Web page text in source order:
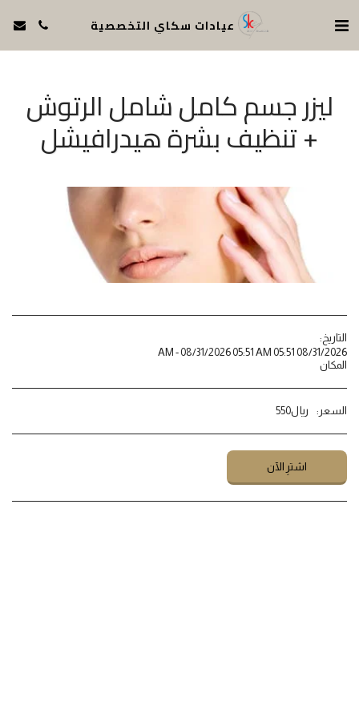
عيادات سكاي التخصصية
ليزر جسم كامل شامل الرتوش
+ تنظيف بشرة هيدرافيشل
التاريخ:
08/31/2026 05:51 AM - 08/31/2026 05:51 AM
المكان
السعر: ﷼550
اشترِ الآن